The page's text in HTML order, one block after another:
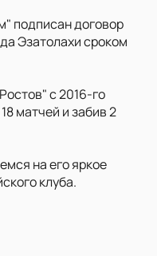
подписан договор
Эзатолахи сроком
с 2016-го
матчей и забив 2
на его яркое
клуба.